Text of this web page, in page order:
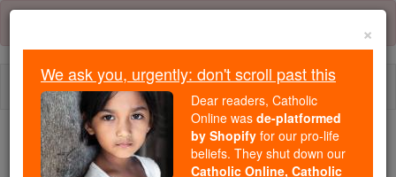
Skip
content
Because of You, 2.2 Million
×
We ask you, urgently: don't scroll past this
Dear readers, Catholic
Online was de-platformed
by Shopify for our pro-life
beliefs. They shut down our
Catholic Online, Catholic